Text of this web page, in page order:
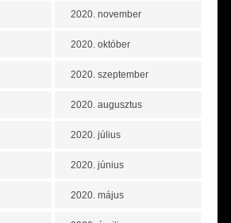
2020. november
2020. október
2020. szeptember
2020. augusztus
2020. július
2020. június
2020. május